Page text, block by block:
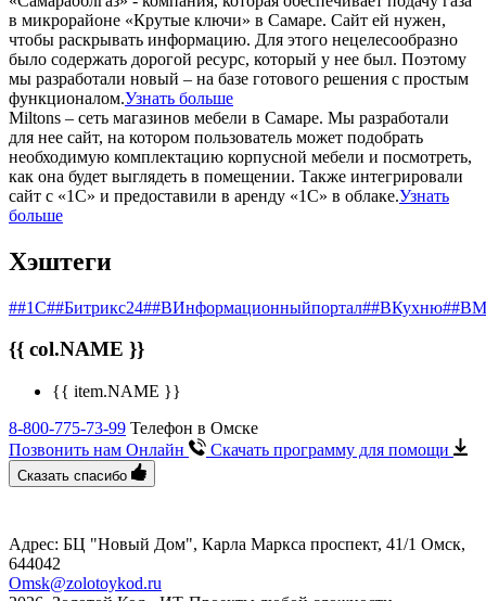
в микрорайоне «Крутые ключи» в Самаре. Сайт ей нужен,
чтобы раскрывать информацию. Для этого нецелесообразно
было содержать дорогой ресурс, который у нее был. Поэтому
мы разработали новый – на базе готового решения с простым
функционалом.Узнать больше
Miltons – сеть магазинов мебели в Самаре. Мы разработали
для нее сайт, на котором пользователь может подобрать
необходимую комплектацию корпусной мебели и посмотреть,
как она будет выглядеть в помещении. Также интегрировали
сайт с «1С» и предоставили в аренду «1С» в облаке.Узнать
больше
Хэштеги
##1С##Битрикс24##ВИнформационныйпортал##ВКухню
{{ col.NAME }}
{{ item.NAME }}
8-800-775-73-99 Телефон в Омске
Позвонить нам Онлайн
Скачать программу для помощи
Сказать спасибо
Адрес: БЦ "Новый Дом", Карла Маркса проспект, 41/1​ Омск,
644042
Omsk@zolotoykod.ru